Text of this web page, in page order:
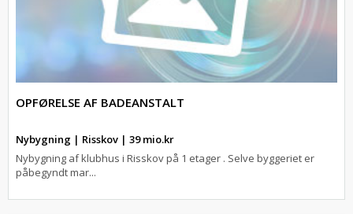
OPFØRELSE AF BADEANSTALT
Nybygning | Risskov | 39 mio.kr
Nybygning af klubhus i Risskov på 1 etager . Selve byggeriet er
påbegyndt mar...